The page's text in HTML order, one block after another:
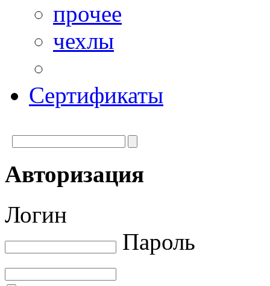
прочее
чехлы
Сертификаты
Авторизация
Логин
Пароль